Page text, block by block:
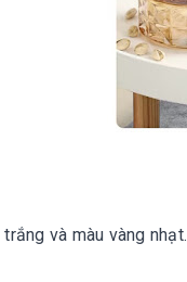
và màu vàng nhạt.